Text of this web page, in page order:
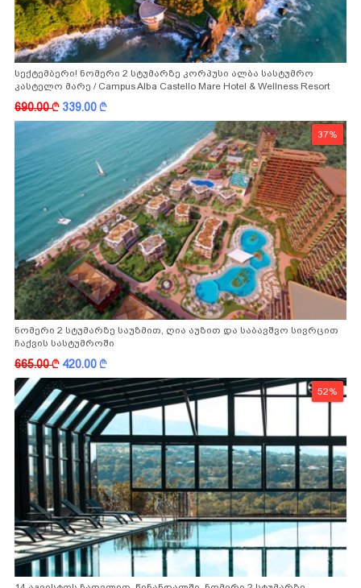
სექტემბერი! ნომერი 2 სტუმარზე კორპუსი ალბა სასტუმრო
კასტელო მარე / Campus Alba Castello Mare Hotel & Wellness Resort
690.00k 339.00k
37%
ნომერი 2 სტუმარზე საუზმით, ღია აუზით და საბავშვო სივრცით
ჩაქვის სასტუმროში
665.00k 420.00k
52%